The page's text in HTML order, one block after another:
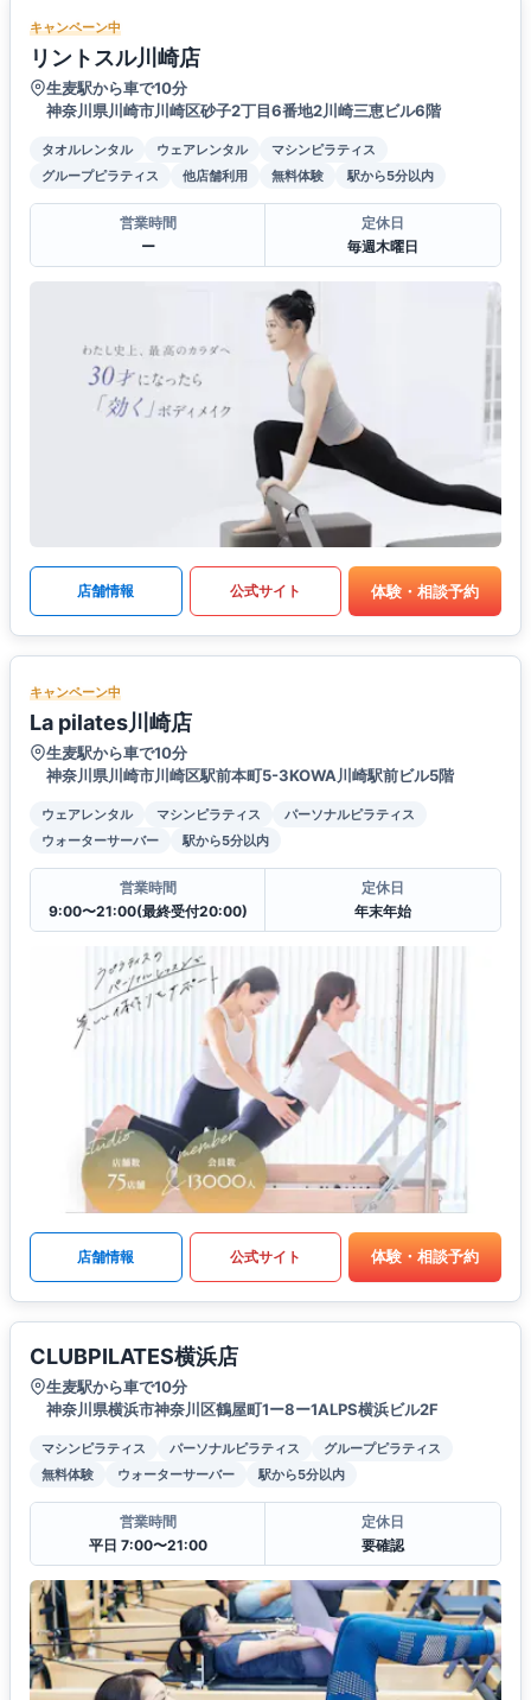
キャンペーン中
リントスル川崎店
生麦駅から車で10分
神奈川県川崎市川崎区砂子2丁目6番地2川崎三恵ビル6階
タオルレンタル ウェアレンタル
マシンピラティス
グループピラティス
他店舗利用 無料体験 駅から5分以内
営業時間
ー
定休日
毎週木曜日
店舗情報 公式サイト 体験・相談予約
キャンペーン中
La pilates川崎店
生麦駅から車で10分
神奈川県川崎市川崎区駅前本町5-3KOWA川崎駅前ビル5階
ウェアレンタル マシンピラティス
パーソナルピラティス
ウォーターサーバー
駅から5分以内
営業時間
9:00〜21:00(最終受付20:00)
定休日
年末年始
店舗情報 公式サイト 体験・相談予約
CLUBPILATES横浜店
生麦駅から車で10分
神奈川県横浜市神奈川区鶴屋町1ー8ー1ALPS横浜ビル2F
マシンピラティス パーソナルピラティス
グループピラティス
無料体験
ウォーターサーバー 駅から5分以内
営業時間
平日 7:00〜21:00
定休日
要確認